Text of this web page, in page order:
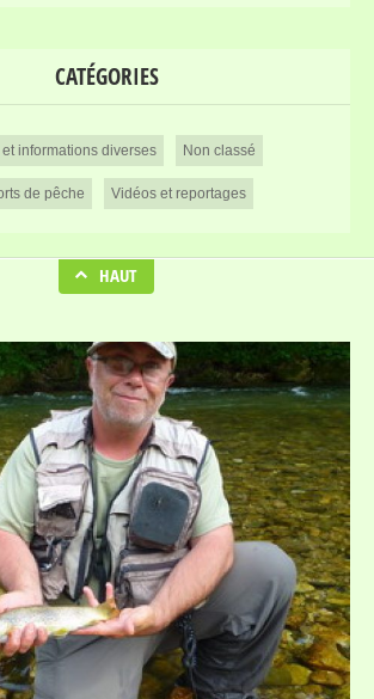
CATÉGORIES
informations diverses Non classé
de pêche Vidéos et reportages
HAUT